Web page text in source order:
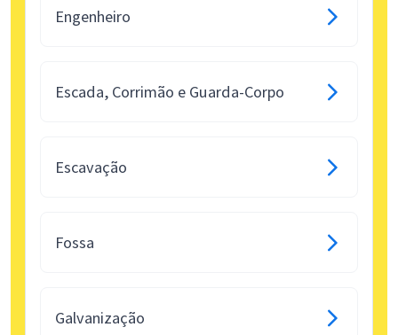
Engenheiro
Escada, Corrimão e Guarda-Corpo
Escavação
Fossa
Galvanização